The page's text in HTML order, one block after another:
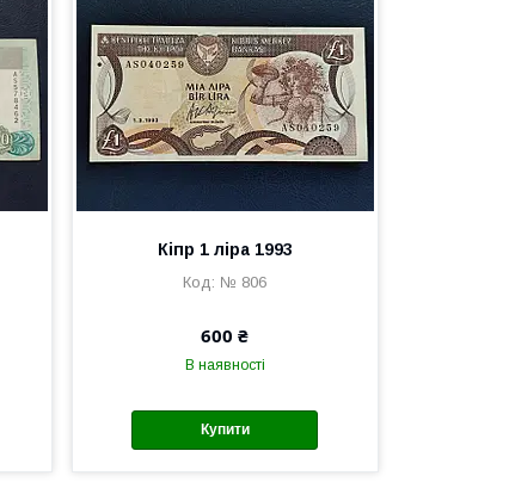
Кіпр 1 ліра 1993
№ 806
600 ₴
В наявності
Купити